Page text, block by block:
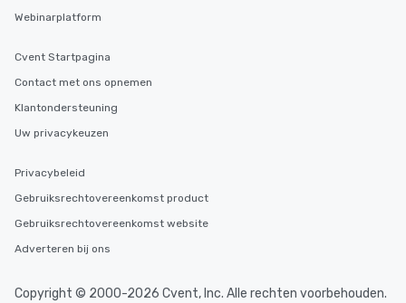
Webinarplatform
Cvent Startpagina
Contact met ons opnemen
Klantondersteuning
Uw privacykeuzen
Privacybeleid
Gebruiksrechtovereenkomst product
Gebruiksrechtovereenkomst website
Adverteren bij ons
Copyright © 2000-2026 Cvent, Inc. Alle rechten voorbehouden.